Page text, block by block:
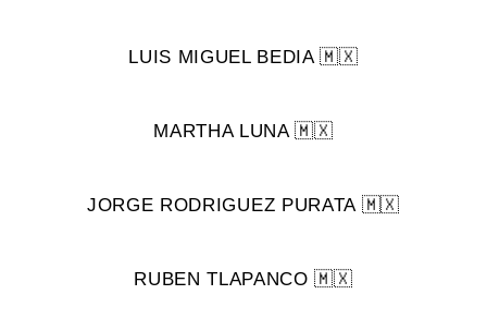
LUIS MIGUEL BEDIA 🇲🇽
MARTHA LUNA 🇲🇽
JORGE RODRIGUEZ PURATA 🇲🇽
RUBEN TLAPANCO 🇲🇽